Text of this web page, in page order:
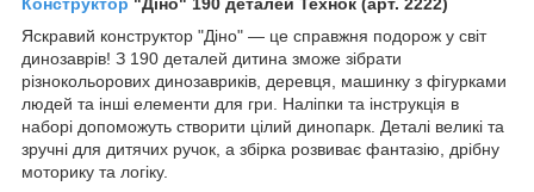
Яскравий конструктор "Діно" — це справжня подорож у світ
динозаврів! З 190 деталей дитина зможе зібрати
різнокольорових динозавриків, деревця, машинку з фігурками
людей та інші елементи для гри. Наліпки та інструкція в
наборі допоможуть створити цілий динопарк. Деталі великі та
зручні для дитячих ручок, а збірка розвиває фантазію, дрібну
моторику та логіку.